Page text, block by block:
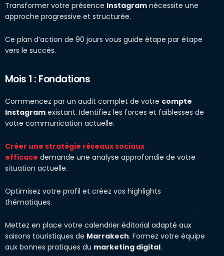
Transformer votre présence Instagram nécessite une
approche progressive et structurée.
Ce plan d’action de 90 jours vous guide étape par étape
vers le succès.
Mois 1 : Fondations
Commencez par un audit complet de votre compte
Instagram existant. Identifiez les forces et faiblesses de
votre communication actuelle.
Créer une stratégie réseaux sociaux
efficace demande une analyse approfondie de votre
situation actuelle.
Optimisez votre profil et créez vos highlights
thématiques.
Mettez en place votre calendrier éditorial adapté aux
saisons touristiques de Marrakech. Formez votre équipe
aux bonnes pratiques du marketing digital.